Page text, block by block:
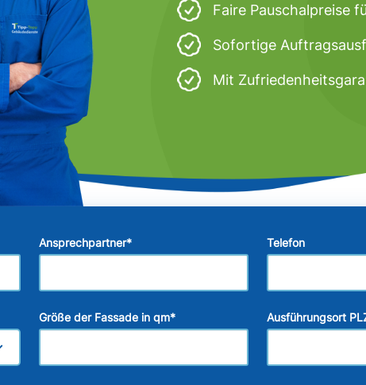
Faire Pauschalpreise
Sofortige
Mit
Ansprechpartner* Telefon
Größe der Fassade in qm* Ausführungsort